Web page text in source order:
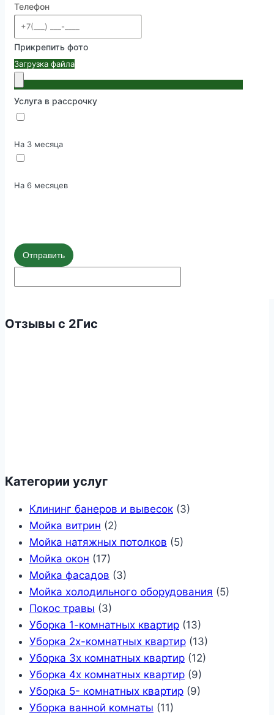
Телефон
Прикрепить фото
Загрузка файла
Услуга в рассрочку
На 3 месяца
На 6 месяцев
Отправить
Отзывы с 2Гис
Категории услуг
Клининг банеров и вывесок (3)
Мойка витрин (2)
Мойка натяжных потолков (5)
Мойка окон (17)
Мойка фасадов (3)
Мойка холодильного оборудования (5)
Покос травы (3)
Уборка 1-комнатных квартир (13)
Уборка 2х-комнатных квартир (13)
Уборка 3х комнатных квартир (12)
Уборка 4х комнатных квартир (9)
Уборка 5- комнатных квартир (9)
Уборка ванной комнаты (11)